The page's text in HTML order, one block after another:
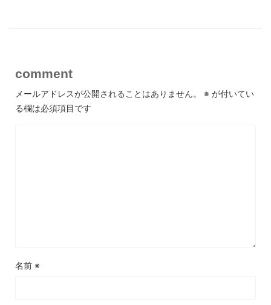
comment
メールアドレスが公開されることはありません。 ※ が付いてい
る欄は必須項目です
名前 ※